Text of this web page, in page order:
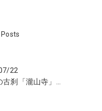
Posts
22
1300年の古刹「瀧山寺」で笑いヨガ